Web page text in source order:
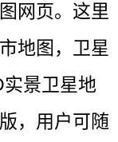
网页。这里
地图，卫星
景卫星地
，用户可随